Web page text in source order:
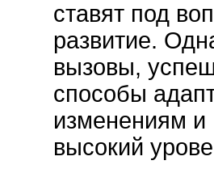
ставят под
развитие.
вызовы,
способы
изменениям и
высокий